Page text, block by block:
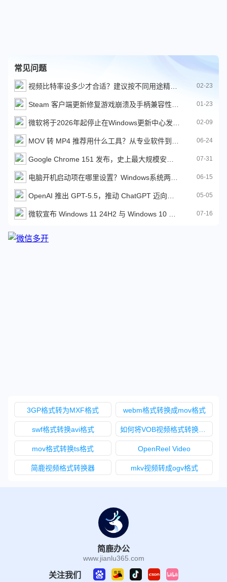
常见问题
02-23
01-23
02-09
06-24
07-31
06-15
05-05
07-16
3GP格式转为MXF格式 webm格式转换成mov格式
swf格式转换avi格式
mov格式转换ts格式 OpenReel Video
简鹿视频格式转换器 mkv视频转成ogv格式
简鹿办公
www.jianlu365.com
关注我们